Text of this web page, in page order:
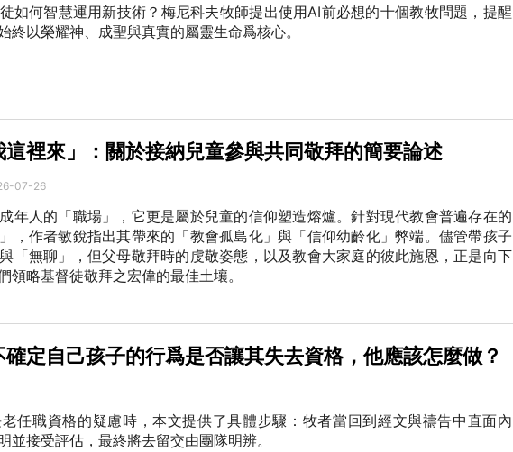
如何智慧運用新技術？梅尼科夫牧師提出使用AI前必想的十個教牧問題，提醒
終以榮耀神、成聖與真實的屬靈生命爲核心。
這裡來」：關於接納兒童參與共同敬拜的簡要論述
07-26
年人的「職場」，它更是屬於兒童的信仰塑造熔爐。針對現代教會普遍存在的
，作者敏銳指出其帶來的「教會孤島化」與「信仰幼齡化」弊端。儘管帶孩子
「無聊」，但父母敬拜時的虔敬姿態，以及教會大家庭的彼此施恩，正是向下
領略基督徒敬拜之宏偉的最佳土壤。
定自己孩子的行爲是否讓其失去資格，他應該怎麼做？
任職資格的疑慮時，本文提供了具體步驟：牧者當回到經文與禱告中直面內
並接受評估，最終將去留交由團隊明辨。